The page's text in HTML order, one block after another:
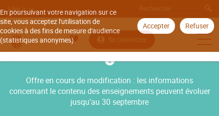
En poursuivant votre navigation sur ce
site, vous acceptez l'utilisation de
cookies à des fins de mesure d'audience
(statistiques anonymes).
Accepter Refuser
Aller à
Se connecter
Offre en cours de modification : les informations
concernant le contenu des enseignements peuvent évoluer
jusqu’au 30 septembre